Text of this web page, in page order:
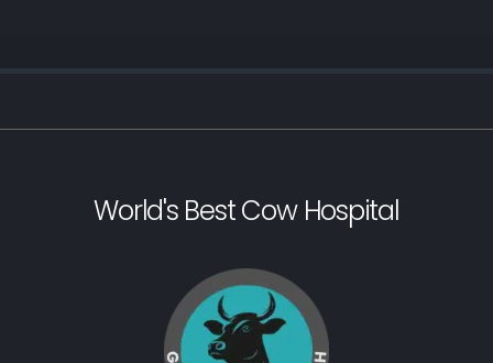
World's Best Cow Hospital